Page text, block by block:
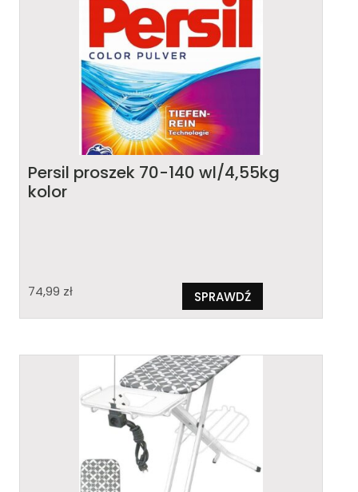
Persil proszek 70-140 wl/4,55kg
kolor
74,99 zł SPRAWDŹ